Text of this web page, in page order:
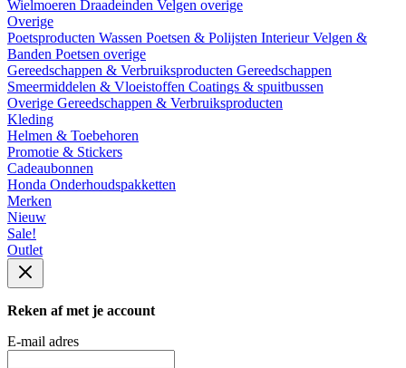
Wielmoeren Draadeinden Velgen overige
Overige
Poetsproducten Wassen Poetsen & Polijsten InterieurVelgen &
Banden Poetsen overige
Gereedschappen & Verbruiksproducten Gereedschappen
Smeermiddelen & Vloeistoffen Coatings & spuitbussen
Overige Gereedschappen & Verbruiksproducten
Kleding
Helmen & Toebehoren
Promotie & Stickers
Cadeaubonnen
Honda Onderhoudspakketten
Merken
Nieuw
Sale!
Outlet
Reken af met je account
E-mail adres